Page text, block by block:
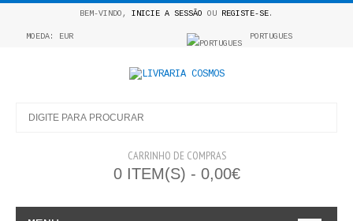
BEM-VINDO, INICIE A SESSÃO OU REGISTE-SE.
MOEDA: EUR PORTUGUES
CARRINHO DE COMPRAS
0 ITEM(S) - 0,00€